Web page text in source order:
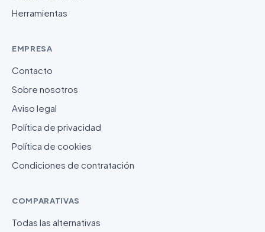
Herramientas
EMPRESA
Contacto
Sobre nosotros
Aviso legal
Política de privacidad
Política de cookies
Condiciones de contratación
COMPARATIVAS
Todas las alternativas